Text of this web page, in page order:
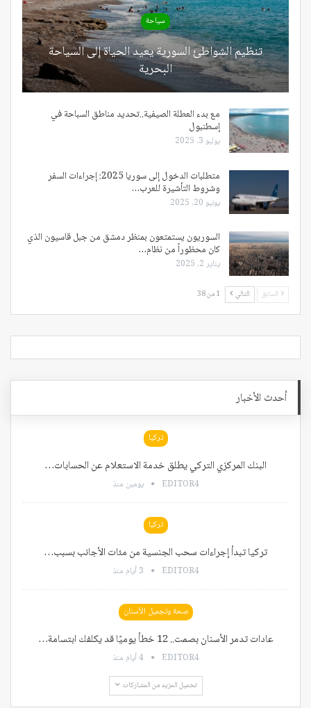
سياحة
تنظيم الشواطئ السورية يعيد الحياة إلى السياحة
البحرية
مع بدء العطلة الصيفية..تحديد مناطق السباحة في
إسطنبول
يوليو 3, 2025
متطلبات الدخول إلى سوريا 2025: إجراءات السفر
وشروط التأشيرة للعرب…
يونيو 20, 2025
السوريون يستمتعون بمنظر دمشق من جبل قاسيون الذي
كان محظوراً من نظام…
يناير 2, 2025
السابق التالي 1 من 38
أحدث الأخبار
تركيا
البنك المركزي التركي يطلق خدمة الاستعلام عن الحسابات…
EDITOR4 يومين منذ
تركيا
تركيا تبدأ إجراءات سحب الجنسية من مئات الأجانب بسبب…
EDITOR4 3 أيام منذ
صحة وتجميل الأسنان
عادات تدمر الأسنان بصمت.. 12 خطأ يوميًا قد يكلفك ابتسامة…
EDITOR4 4 أيام منذ
تحميل المزيد من المشاركات